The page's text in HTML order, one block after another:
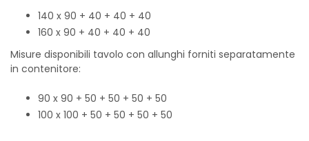
140 x 90 + 40 + 40 + 40
160 x 90 + 40 + 40 + 40
Misure disponibili tavolo con allunghi forniti separatamente
in contenitore:
90 x 90 + 50 + 50 + 50 + 50
100 x 100 + 50 + 50 + 50 + 50